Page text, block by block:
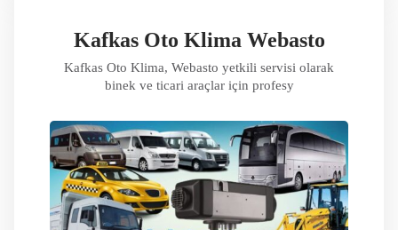
Webasto Servis Noktası
Webasto Servisi
Webasto Yedek Parça Webasto Yetkili Servis
Yetkili Servis
Kafkas Oto Klima Webasto
Kafkas Oto Klima, Webasto yetkili servisi olarak
binek ve ticari araçlar için profesy